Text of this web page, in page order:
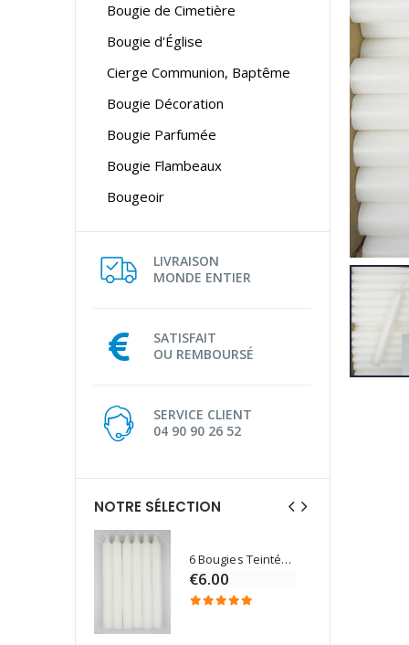
Bougie de Cimetière
Bougie d'Église
Cierge Communion, Baptême
Bougie Décoration
Bougie Parfumée
Bougie Flambeaux
Bougeoir
LIVRAISON
MONDE ENTIER
SATISFAIT
OU REMBOURSÉ
SERVICE CLIENT
04 90 90 26 52
NOTRE SÉLECTION
6 Bougies Teintées Masse Couleur Blanche
€6.00